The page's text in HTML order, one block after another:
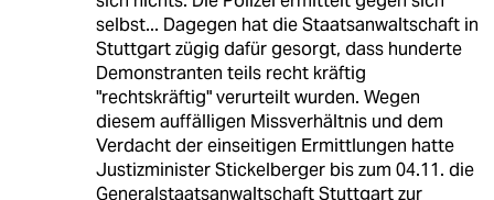
selbst... Dagegen hat die Staatsanwaltschaft in
Stuttgart zügig dafür gesorgt, dass hunderte
Demonstranten teils recht kräftig
"rechtskräftig" verurteilt wurden. Wegen
diesem auffälligen Missverhältnis und dem
Verdacht der einseitigen Ermittlungen hatte
Justizminister Stickelberger bis zum 04.11. die
Generalstaatsanwaltschaft Stuttgart zur